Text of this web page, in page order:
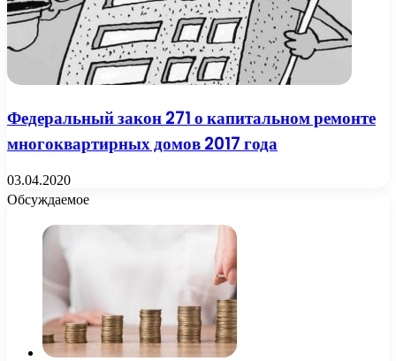
Федеральный закон 271 о капитальном ремонте
многоквартирных домов 2017 года
03.04.2020
Обсуждаемое